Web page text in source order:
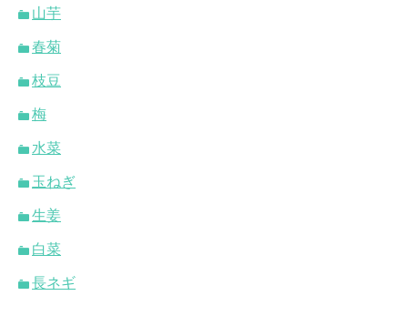
山芋
春菊
枝豆
梅
水菜
玉ねぎ
生姜
白菜
長ネギ